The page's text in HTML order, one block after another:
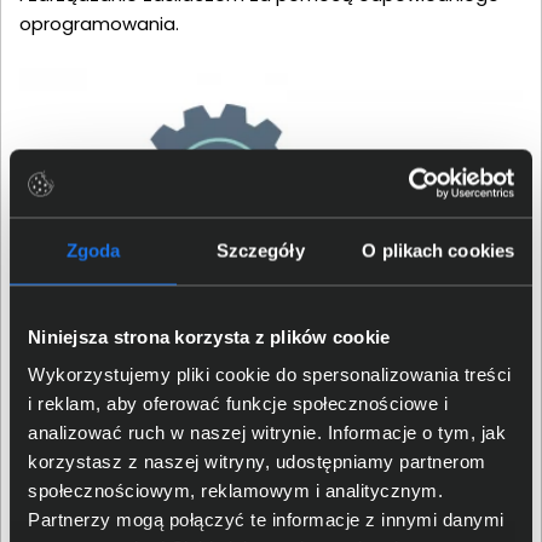
Zgoda Szczegóły O plikach cookies
Niniejsza strona korzysta z plików cookie
Wykorzystujemy pliki cookie do spersonalizowania treści
i reklam, aby oferować funkcje społecznościowe i
analizować ruch w naszej witrynie. Informacje o tym, jak
korzystasz z naszej witryny, udostępniamy partnerom
społecznościowym, reklamowym i analitycznym.
Partnerzy mogą połączyć te informacje z innymi danymi
oprogramowania.
Wskaźniki LED i sygnały
dźwiękowe
Legrand Keor PDU posiada wskaźniki LED, które informują